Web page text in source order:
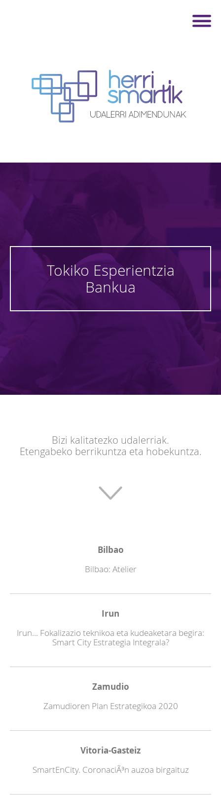
ES
Tokiko Esperientzia
Bankua
Bizi kalitatezko udalerriak.
Etengabeko berrikuntza eta hobekuntza.
Bilbao
Bilbao: Atelier
Irun
Irun... Fokalizazio teknikoa eta kudeaketara begira:
Smart City Estrategia Integrala?
Zamudio
Zamudioren Plan Estrategikoa 2020
Vitoria-Gasteiz
SmartEnCity. CoronaciÃ³n auzoa birgaituz